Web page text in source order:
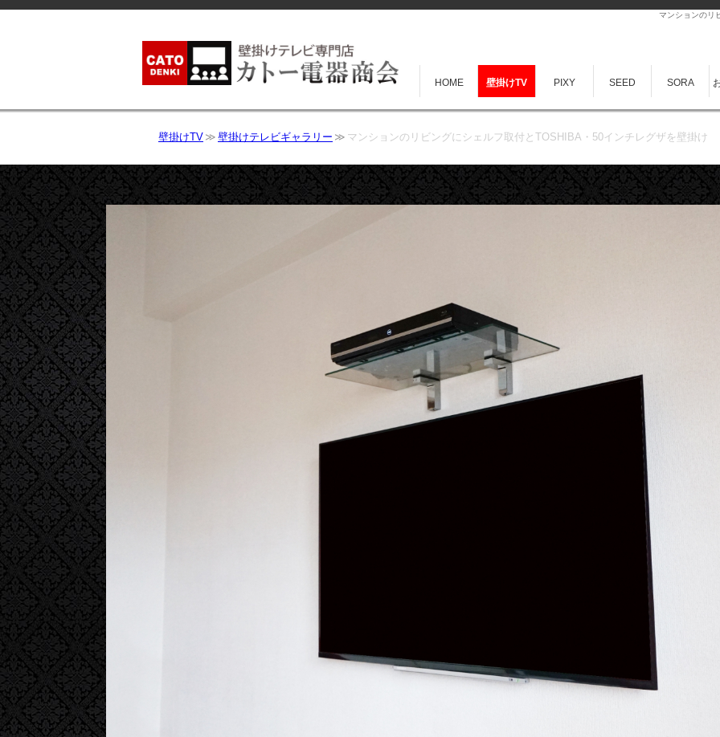
マンションのリ
HOME 壁掛けTV PIXY SEED SORA
壁掛けTV 壁掛けテレビギャラリー マンションのリビングにシェルフ取付とTOSHIBA・50インチレグザを壁掛け